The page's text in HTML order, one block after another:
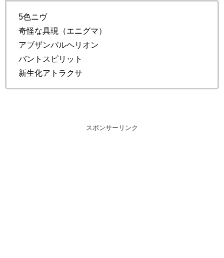
5色ニヴ
奇怪な具現（エニグマ）
アブザンパルヘリオン
バントスピリット
新生化アトラクサ
スポンサーリンク